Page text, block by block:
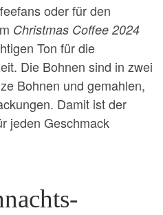
oder für den
Christmas Coffee 2024
Ton für die
Die Bohnen sind in zwei
Bohnen und gemahlen,
Damit ist der
jeden Geschmack